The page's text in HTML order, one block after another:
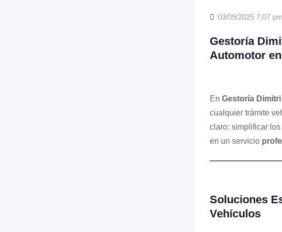
03/09/2025 7:07 pm
Gestoría
Automotor
En Gestoría Dimitri
cualquier trámite
claro: simplificar
en un servicio
Soluciones
Vehículos